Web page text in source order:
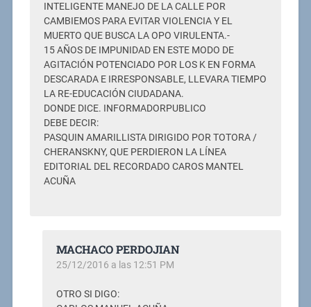
INTELIGENTE MANEJO DE LA CALLE POR
CAMBIEMOS PARA EVITAR VIOLENCIA Y EL
MUERTO QUE BUSCA LA OPO VIRULENTA.-
15 AÑOS DE IMPUNIDAD EN ESTE MODO DE
AGITACIÓN POTENCIADO POR LOS K EN FORMA
DESCARADA E IRRESPONSABLE, LLEVARA TIEMPO
LA RE-EDUCACIÓN CIUDADANA.
DONDE DICE. INFORMADORPUBLICO
DEBE DECIR:
PASQUIN AMARILLISTA DIRIGIDO POR TOTORA /
CHERANSKNY, QUE PERDIERON LA LÍNEA
EDITORIAL DEL RECORDADO CAROS MANTEL
ACUÑA
MACHACO PERDOJIAN
25/12/2016 a las 12:51 PM
OTRO SI DIGO: